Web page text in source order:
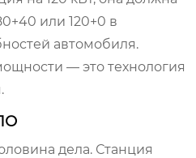
или 120+0 в
автомобиля.
— это технология
дела. Станция